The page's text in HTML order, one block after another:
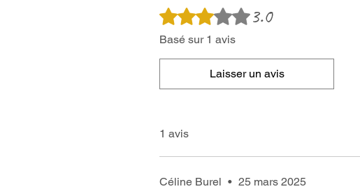
Noté 3 sur 5. 3.0
Basé sur 1 avis
Laisser un avis
1 avis
Céline Burel • 25 mars 2025